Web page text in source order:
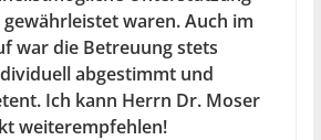
waren. Auch im
war die Betreuung stets
abgestimmt und
Ich kann Herrn Dr. Moser
weiterempfehlen!